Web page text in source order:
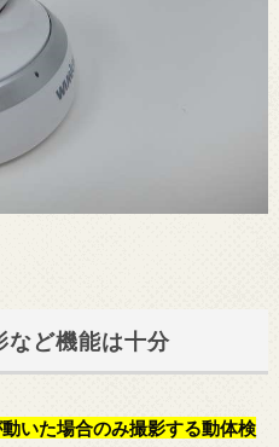
など機能は十分
いた場合のみ撮影する動体検